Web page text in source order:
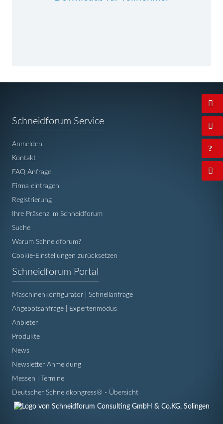
Schneidforum ServiceNavigation
Anmelden
Kontakt
FAQ Anfrage
Firma eintragen
Registrierung
Ihre Präsenz im Schneidforum
Suche
Warum Schneidforum?
Cookie-Einstellungen zurücksetzen
Schneidforum Portal
Maschinenkonfigurator | Schnellanfrage
Angebotsanfrage | Expertenmodus
Anbieter
Produkte
News
Newsletter Anmeldung
Messen | Termine
Deutscher Schneidkongress® - Übersicht